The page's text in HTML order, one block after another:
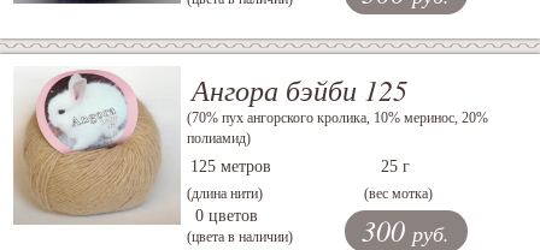
Ангора бэйби 125
(70% пух ангорского кролика, 10% меринос, 20%
полиамид)
125 метров
(длина нити)
25 г
(вес мотка)
0 цветов
(цвета в наличии) 300 руб.